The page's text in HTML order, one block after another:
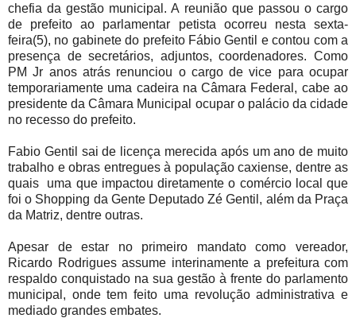
chefia da gestão municipal. A reunião que passou o cargo
de prefeito ao parlamentar petista ocorreu nesta sexta-
feira(5), no gabinete do prefeito Fábio Gentil e contou com a
presença de secretários, adjuntos, coordenadores. Como
PM Jr anos atrás renunciou o cargo de vice para ocupar
temporariamente uma cadeira na Câmara Federal, cabe ao
presidente da Câmara Municipal ocupar o palácio da cidade
no recesso do prefeito.
Fabio Gentil sai de licença merecida após um ano de muito
trabalho e obras entregues à população caxiense, dentre as
quais uma que impactou diretamente o comércio local que
foi o Shopping da Gente Deputado Zé Gentil, além da Praça
da Matriz, dentre outras.
Apesar de estar no primeiro mandato como vereador,
Ricardo Rodrigues assume interinamente a prefeitura com
respaldo conquistado na sua gestão à frente do parlamento
municipal, onde tem feito uma revolução administrativa e
mediado grandes embates.